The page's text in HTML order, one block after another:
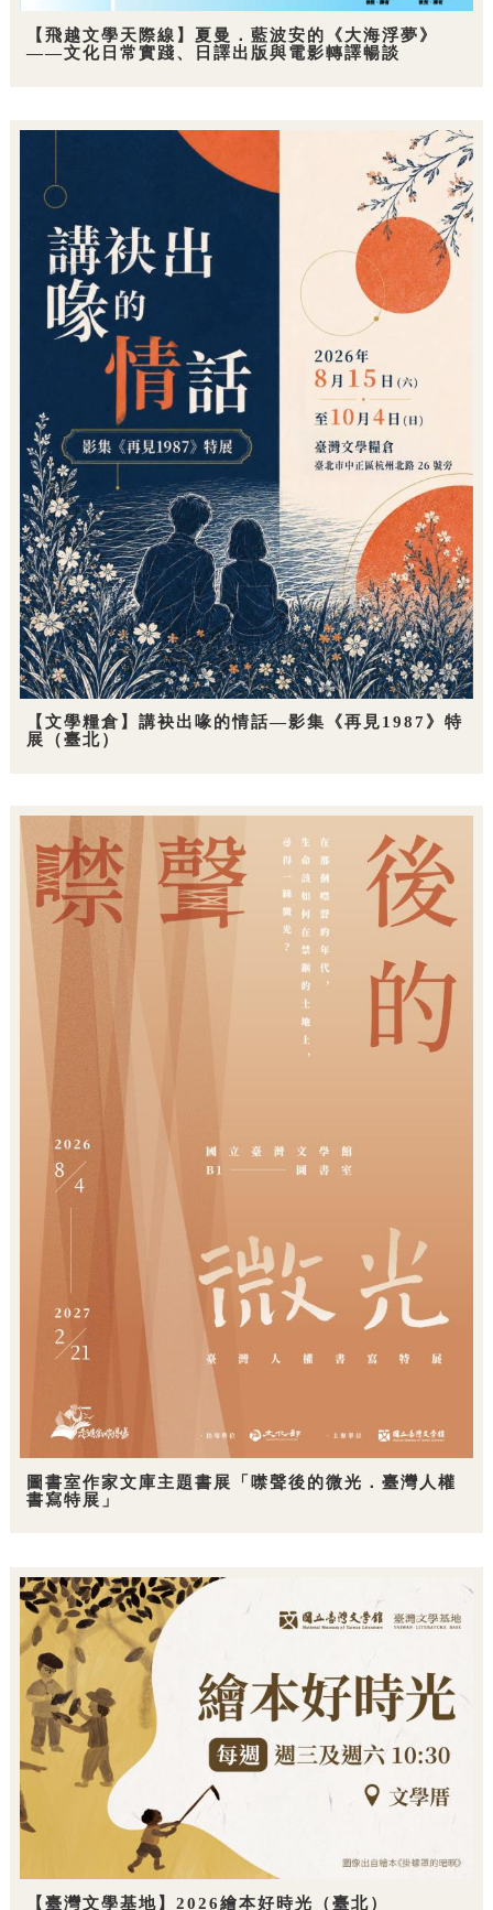
【飛越文學天際線】夏曼．藍波安的《大海浮夢》
——文化日常實踐、日譯出版與電影轉譯暢談
【文學糧倉】講袂出喙的情話—影集《再見1987》特
展（臺北）
圖書室作家文庫主題書展「噤聲後的微光．臺灣人權
書寫特展」
【臺灣文學基地】2026繪本好時光（臺北）